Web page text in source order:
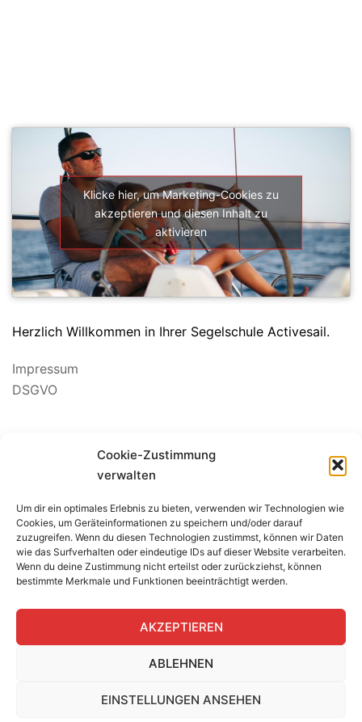
Cookie-Zustimmung
verwalten
Um dir ein optimales Erlebnis zu bieten, verwenden wir Technologien wie
Cookies, um Geräteinformationen zu speichern und/oder darauf
zuzugreifen. Wenn du diesen Technologien zustimmst, können wir Daten
wie das Surfverhalten oder eindeutige IDs auf dieser Website verarbeiten.
Wenn du deine Zustimmung nicht erteilst oder zurückziehst, können
bestimmte Merkmale und Funktionen beeinträchtigt werden.
AKZEPTIEREN
ABLEHNEN
EINSTELLUNGEN ANSEHEN
Klicke hier, um Marketing-Cookies zu
akzeptieren und diesen Inhalt zu
aktivieren
Herzlich Willkommen in Ihrer Segelschule Activesail.
Impressum
DSGVO
BEWERTUNG SEGELSCHULE